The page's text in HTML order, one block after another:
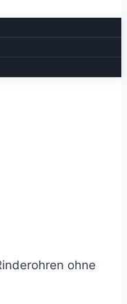
ohne